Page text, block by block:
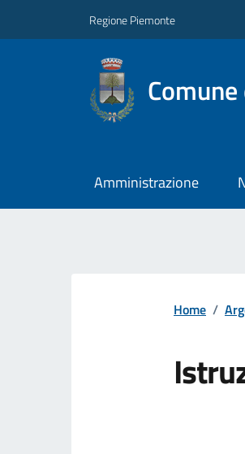
Regione Piemonte
Amministrazione
Home /